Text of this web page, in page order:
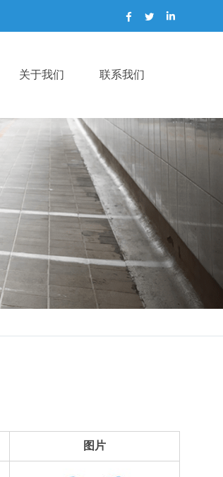
关于我们 联系我们
图片